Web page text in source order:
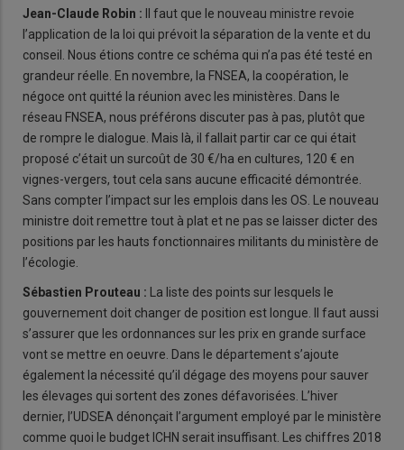
Jean-Claude Robin :
ll faut que le nouveau ministre revoie
l’application de la loi qui prévoit la séparation de la vente et du
conseil. Nous étions contre ce schéma qui n’a pas été testé en
grandeur réelle. En novembre, la FNSEA, la coopération, le
négoce ont quitté la réunion avec les ministères. Dans le
réseau FNSEA, nous préférons discuter pas à pas, plutôt que
de rompre le dialogue. Mais là, il fallait partir car ce qui était
proposé c’était un surcoût de 30 €/ha en cultures, 120 € en
vignes-vergers, tout cela sans aucune efficacité démontrée.
Sans compter l’impact sur les emplois dans les OS. Le nouveau
ministre doit remettre tout à plat et ne pas se laisser dicter des
positions par les hauts fonctionnaires militants du ministère de
l’écologie.
Sébastien Prouteau : La liste des points sur lesquels le
gouvernement doit changer de position est longue. Il faut aussi
s’assurer que les ordonnances sur les prix en grande surface
vont se mettre en oeuvre. Dans le département s’ajoute
également la nécessité qu’il dégage des moyens pour sauver
les élevages qui sortent des zones défavorisées. L’hiver
dernier, l’UDSEA dénonçait l’argument employé par le ministère
comme quoi le budget ICHN serait insuffisant. Les chiffres 2018